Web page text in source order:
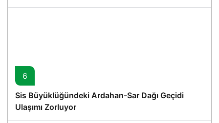
6
Sis Büyüklüğündeki Ardahan-Sar Dağı Geçidi
Ulaşımı Zorluyor